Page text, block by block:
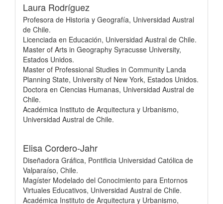
Laura Rodríguez
Profesora de Historia y Geografía, Universidad Austral
de Chile.
Licenciada en Educación, Universidad Austral de Chile.
Master of Arts in Geography Syracusse University,
Estados Unidos.
Master of Professional Studies in Community Landa
Planning State, University of New York, Estados Unidos.
Doctora en Ciencias Humanas, Universidad Austral de
Chile.
Académica Instituto de Arquitectura y Urbanismo,
Universidad Austral de Chile.
Elisa Cordero-Jahr
Diseñadora Gráfica, Pontificia Universidad Católica de
Valparaíso, Chile.
Magíster Modelado del Conocimiento para Entornos
Virtuales Educativos, Universidad Austral de Chile.
Académica Instituto de Arquitectura y Urbanismo,